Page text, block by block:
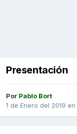
Presentación
Por Pablo Bort
1 de Enero del 2019 en